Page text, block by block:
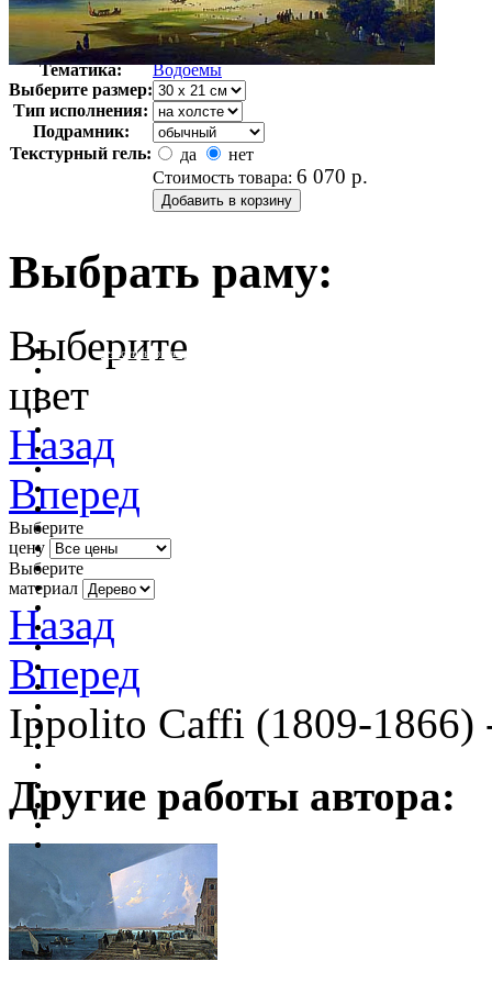
Автор:
Каффи Ипполито
Арт-стиль
Итальянская живопись
Тематика:
Водоемы
Выберите размер:
Тип исполнения:
Подрамник:
Текстурный гель:
да
нет
Стоимость товара: 6 070 р.
Выбрать раму:
очистить фильтр цвета
Выберите
цвет
Назад
Вперед
Выберите
цену
Выберите
материал
Назад
Вперед
Ippolito Caffi (1809-1866)
Другие работы автора: